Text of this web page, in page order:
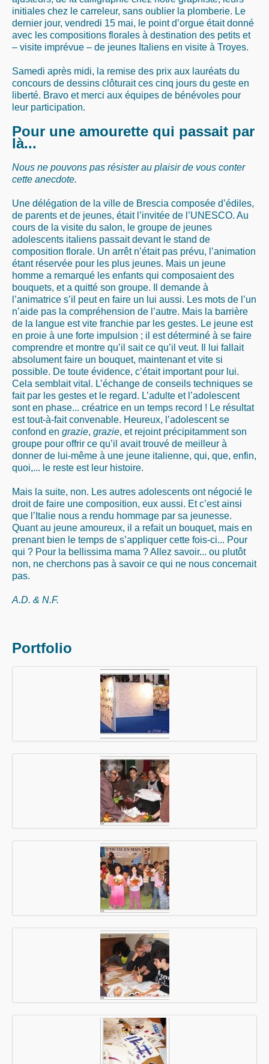
initiales chez le carreleur, sans oublier la plomberie. Le
dernier jour, vendredi 15 mai, le point d’orgue était donné
avec les compositions florales à destination des petits et
– visite imprévue – de jeunes Italiens en visite à Troyes.
Samedi après midi, la remise des prix aux lauréats du
concours de dessins clôturait ces cinq jours du geste en
liberté. Bravo et merci aux équipes de bénévoles pour
leur participation.
Pour une amourette qui passait par
là...
Nous ne pouvons pas résister au plaisir de vous conter
cette anecdote.
Une délégation de la ville de Brescia composée d’édiles,
de parents et de jeunes, était l’invitée de l’UNESCO. Au
cours de la visite du salon, le groupe de jeunes
adolescents italiens passait devant le stand de
composition florale. Un arrêt n’était pas prévu, l’animation
étant réservée pour les plus jeunes. Mais un jeune
homme a remarqué les enfants qui composaient des
bouquets, et a quitté son groupe. Il demande à
l’animatrice s’il peut en faire un lui aussi. Les mots de l’un
n’aide pas la compréhension de l’autre. Mais la barrière
de la langue est vite franchie par les gestes. Le jeune est
en proie à une forte impulsion ; il est déterminé à se faire
comprendre et montre qu’il sait ce qu’il veut. Il lui fallait
absolument faire un bouquet, maintenant et vite si
possible. De toute évidence, c’était important pour lui.
Cela semblait vital. L’échange de conseils techniques se
fait par les gestes et le regard. L’adulte et l’adolescent
sont en phase... créatrice en un temps record ! Le résultat
est tout-à-fait convenable. Heureux, l’adolescent se
confond en grazie, grazie, et rejoint précipitamment son
groupe pour offrir ce qu’il avait trouvé de meilleur à
donner de lui-même à une jeune italienne, qui, que, enfin,
quoi,... le reste est leur histoire.
Mais la suite, non. Les autres adolescents ont négocié le
droit de faire une composition, eux aussi. Et c’est ainsi
que l’Italie nous a rendu hommage par sa jeunesse.
Quant au jeune amoureux, il a refait un bouquet, mais en
prenant bien le temps de s’appliquer cette fois-ci... Pour
qui ? Pour la bellissima mama ? Allez savoir... ou plutôt
non, ne cherchons pas à savoir ce qui ne nous concernait
pas.
A.D. & N.F.
Portfolio